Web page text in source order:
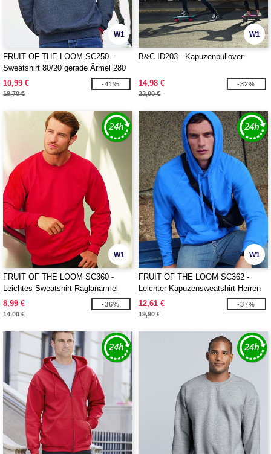
W1
FRUIT OF THE LOOM SC250 -
Sweatshirt 80/20 gerade Ärmel 280
10,99 €
18,70 €
-41%
W1
B&C ID203 - Kapuzenpullover
14,98 €
22,00 €
-32%
W1
FRUIT OF THE LOOM SC360 -
Leichtes Sweatshirt Raglanärmel
8,99 €
14,00 €
-36%
W1
FRUIT OF THE LOOM SC362 -
Leichter Kapuzensweatshirt Herren
12,61 €
19,90 €
-37%